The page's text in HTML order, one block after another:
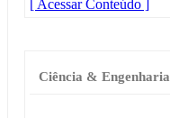
[ Acessar Conteúdo ]
Ciência & Engenharia